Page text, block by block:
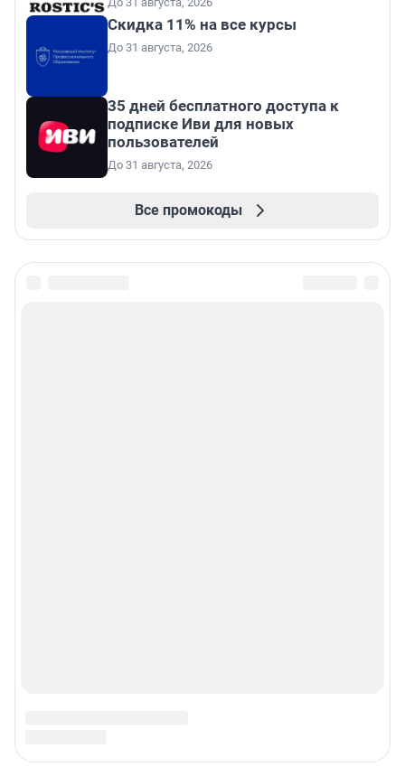
Скидка 11% на все курсы
До 31 августа, 2026
35 дней бесплатного доступа к
подписке Иви для новых
пользователей
До 31 августа, 2026
Все промокоды